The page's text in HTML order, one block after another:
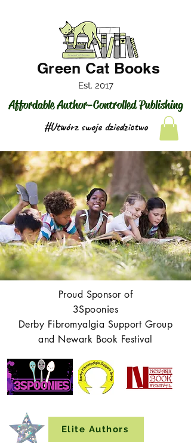
Affordable Author-Controlled Publishing
Green Cat Books
Est. 2017
#Utwórz swoje dziedzictwo
Proud Sponsor of
3Spoonies
Derby Fibromyalgia Support Group
and Newark Book Festival
Elite Authors